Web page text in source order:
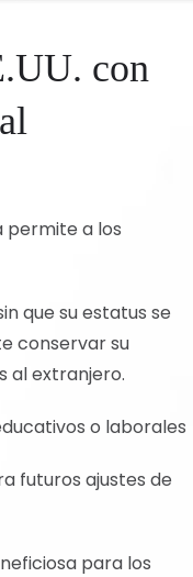
con
permite a los
que su estatus se
conservar su
al extranjero.
o laborales
futuros ajustes de
para los